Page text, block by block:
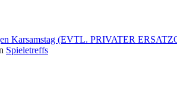
Karsamstag (EVTL. PRIVATER
Spieletreffs